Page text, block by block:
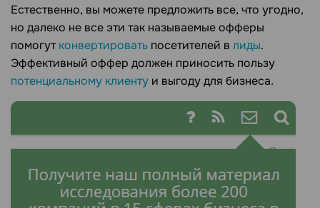
Естественно, вы можете предложить все, что угодно,
но далеко не все эти так называемые офферы
помогутконвертировать посетителей в лиды.
Эффективный оффер должен приносить пользу
потенциальному клиенту и выгоду для бизнеса.